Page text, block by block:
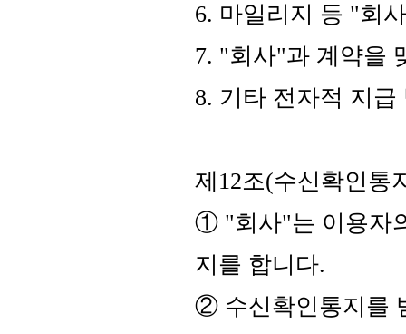
6. 마일리지 등 "회
7. "회사"과 계약을
8. 기타 전자적 지
제12조(수신확인통
① "회사"는 이용자
지를 합니다.
② 수신확인통지를